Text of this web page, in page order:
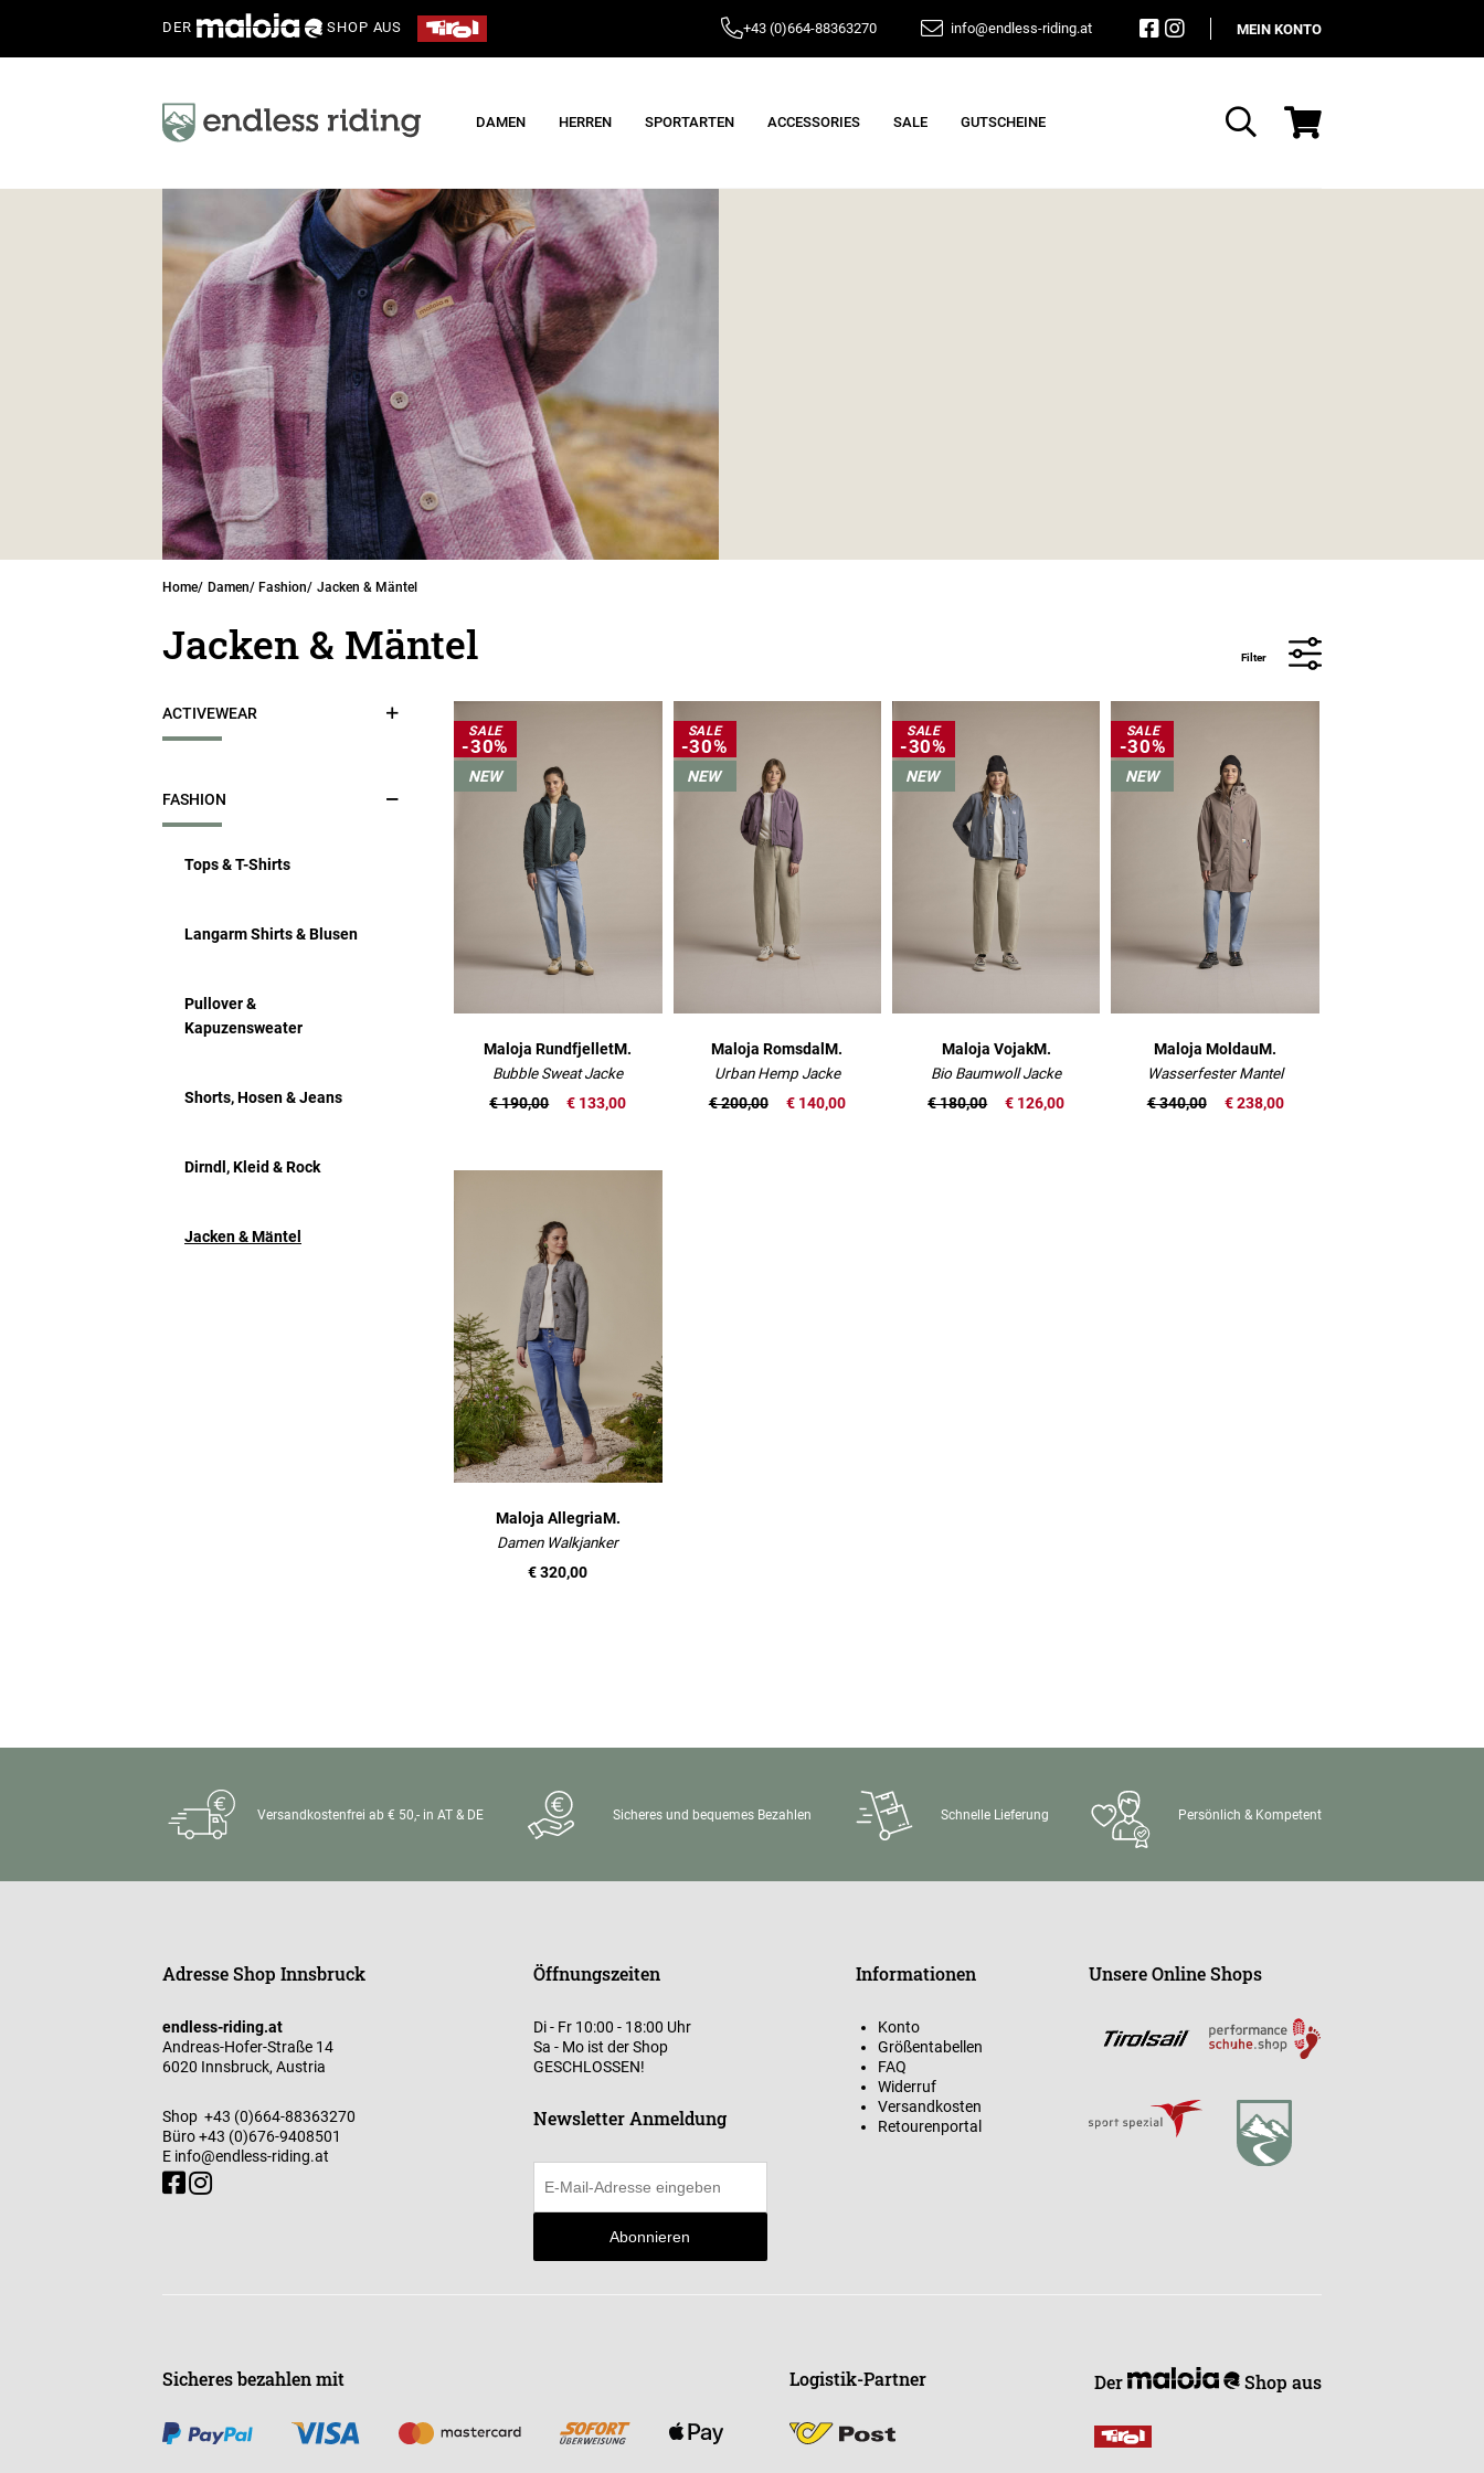
DER SHOP AUS +43 (0)664-88363270 info@endless-riding.at MEIN KONTO
DAMEN HERREN SPORTARTEN ACCESSORIES SALE GUTSCHEINE
Suche
Home Damen Fashion Jacken & Mäntel
Jacken & Mäntel Filter
SALE
-30%
NEW
Maloja RundfjelletM.
Bubble Sweat Jacke
€ 133,00
€ 190,00
SALE
-30%
NEW
Maloja RomsdalM.
Urban Hemp Jacke
€ 140,00
€ 200,00
SALE
-30%
NEW
Maloja VojakM.
Bio Baumwoll Jacke
€ 126,00
€ 180,00
SALE
-30%
NEW
Maloja MoldauM.
Wasserfester Mantel
€ 238,00
€ 340,00
Maloja AllegriaM.
Damen Walkjanker
€ 320,00
ACTIVEWEAR
FASHION
Tops & T-Shirts
Langarm Shirts & Blusen
Pullover &
Kapuzensweater
Shorts, Hosen & Jeans
Dirndl, Kleid & Rock
Jacken & Mäntel
Versandkostenfrei ab € 50,- in AT & DE Sicheres und bequemes Bezahlen Schnelle Lieferung Persönlich & Kompetent
Adresse Shop Innsbruck
endless-riding.at
Andreas-Hofer-Straße 14
6020 Innsbruck, Austria
Shop +43 (0)664-88363270
Büro+43 (0)676-9408501
E info@endless-riding.at
Öffnungszeiten
Di - Fr 10:00 - 18:00 Uhr
Sa - Mo ist der Shop
GESCHLOSSEN!
Newsletter Anmeldung
Abonnieren
Informationen
Konto
Größentabellen
FAQ
Widerruf
Versandkosten
Retourenportal
Unsere Online Shops
Sicheres bezahlen mit Logistik-Partner Der Shop aus